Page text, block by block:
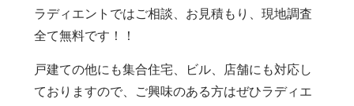
ラディエントではご相談、お見積もり、現地調査
全て無料です！！
戸建ての他にも集合住宅、ビル、店舗にも対応し
ておりますので、ご興味のある方はぜひラディエ